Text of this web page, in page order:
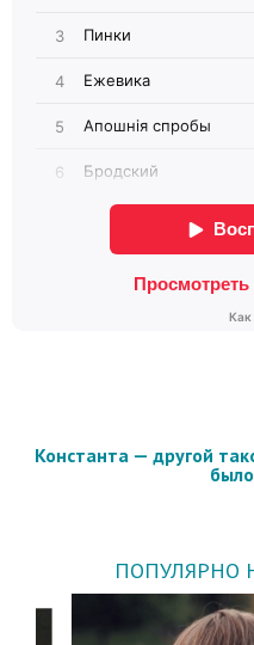
Константа — другой
ПОПУЛЯРНО